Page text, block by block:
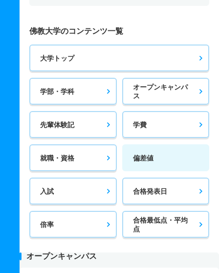
佛教大学のコンテンツ一覧
大学トップ
学部・学科
オープンキャンパ
ス
先輩体験記 学費
就職・資格 偏差値
入試 合格発表日
倍率
合格最低点・平均
点
オープンキャンパス